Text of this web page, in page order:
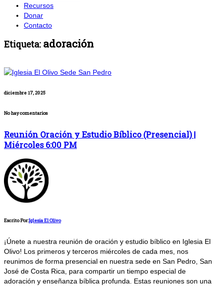
Recursos
Donar
Contacto
Etiqueta:adoración
diciembre 17, 2025
No hay comentarios
Reunión Oración y Estudio Bíblico (Presencial) |
Miércoles 6:00 PM
Escrito Por:Iglesia El Olivo
¡Únete a nuestra reunión de oración y estudio bíblico en Iglesia El
Olivo! Los primeros y terceros miércoles de cada mes, nos
reunimos de forma presencial en nuestra sede en San Pedro, San
José de Costa Rica, para compartir un tiempo especial de
adoración y enseñanza bíblica profunda. Estas reuniones son una